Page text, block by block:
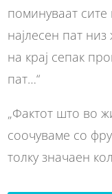
поминуваат
најлесен пат
на крај сепак
пат…“
„Фактот што во
соочуваме со
толку значаен